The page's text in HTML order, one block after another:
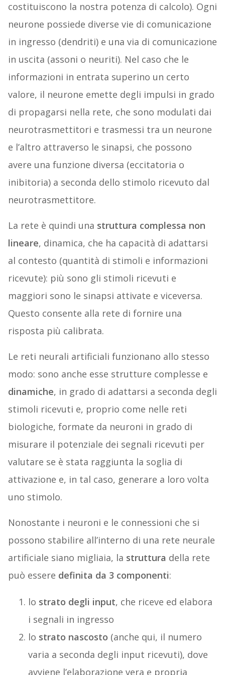
costituiscono la nostra potenza di calcolo). Ogni
neurone possiede diverse vie di comunicazione
in ingresso (dendriti) e una via di comunicazione
in uscita (assoni o neuriti). Nel caso che le
informazioni in entrata superino un certo
valore, il neurone emette degli impulsi in grado
di propagarsi nella rete, che sono modulati dai
neurotrasmettitori e trasmessi tra un neurone
e l’altro attraverso le sinapsi, che possono
avere una funzione diversa (eccitatoria o
inibitoria) a seconda dello stimolo ricevuto dal
neurotrasmettitore.
La rete è quindi una struttura complessa non
lineare, dinamica, che ha capacità di adattarsi
al contesto (quantità di stimoli e informazioni
ricevute): più sono gli stimoli ricevuti e
maggiori sono le sinapsi attivate e viceversa.
Questo consente alla rete di fornire una
risposta più calibrata.
Le reti neurali artificiali funzionano allo stesso
modo: sono anche esse strutture complesse e
dinamiche, in grado di adattarsi a seconda degli
stimoli ricevuti e, proprio come nelle reti
biologiche, formate da neuroni in grado di
misurare il potenziale dei segnali ricevuti per
valutare se è stata raggiunta la soglia di
attivazione e, in tal caso, generare a loro volta
uno stimolo.
Nonostante i neuroni e le connessioni che si
possono stabilire all’interno di una rete neurale
artificiale siano migliaia, la struttura della rete
può essere definita da 3 componenti:
lo strato degli input, che riceve ed elabora
i segnali in ingresso
lo strato nascosto (anche qui, il numero
varia a seconda degli input ricevuti), dove
avviene l’elaborazione vera e propria